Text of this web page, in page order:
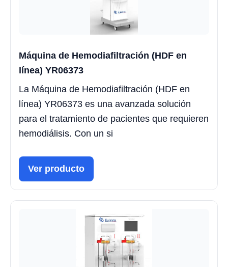
Máquina de Hemodiafiltración (HDF en
línea) YR06373
La Máquina de Hemodiafiltración (HDF en
línea) YR06373 es una avanzada solución
para el tratamiento de pacientes que requieren
hemodiálisis. Con un si
Ver producto